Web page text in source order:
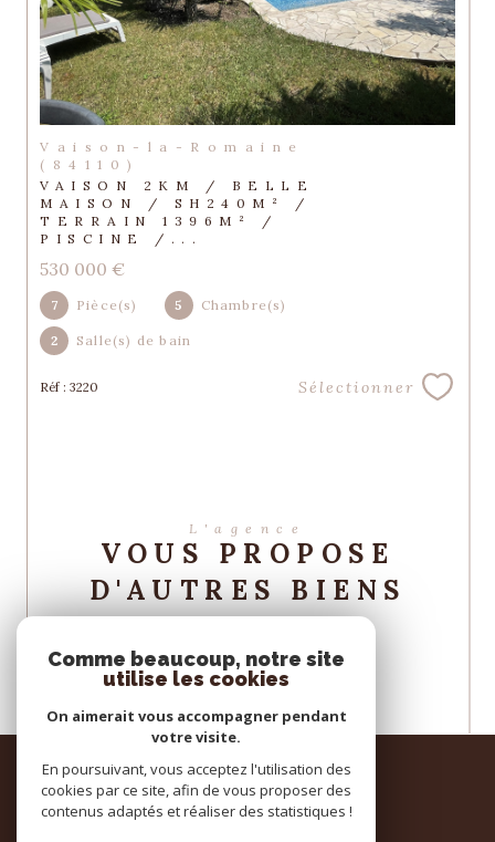
Vaison-la-Romaine
(84110)
VAISON 2KM / BELLE
MAISON / SH240M² /
TERRAIN 1396M² /
PISCINE /...
530 000 €
7 Pièce(s) 5 Chambre(s)
2 Salle(s) de bain
Réf : 3220 Sélectionner
L'agence
VOUS PROPOSE
D'AUTRES BIENS
Espace
PROPRIÉTAIRE
se connecter
Comme beaucoup, notre site
utilise les cookies
On aimerait vous accompagner pendant
votre visite.
En poursuivant, vous acceptez l'utilisation des
cookies par ce site, afin de vous proposer des
contenus adaptés et réaliser des statistiques !